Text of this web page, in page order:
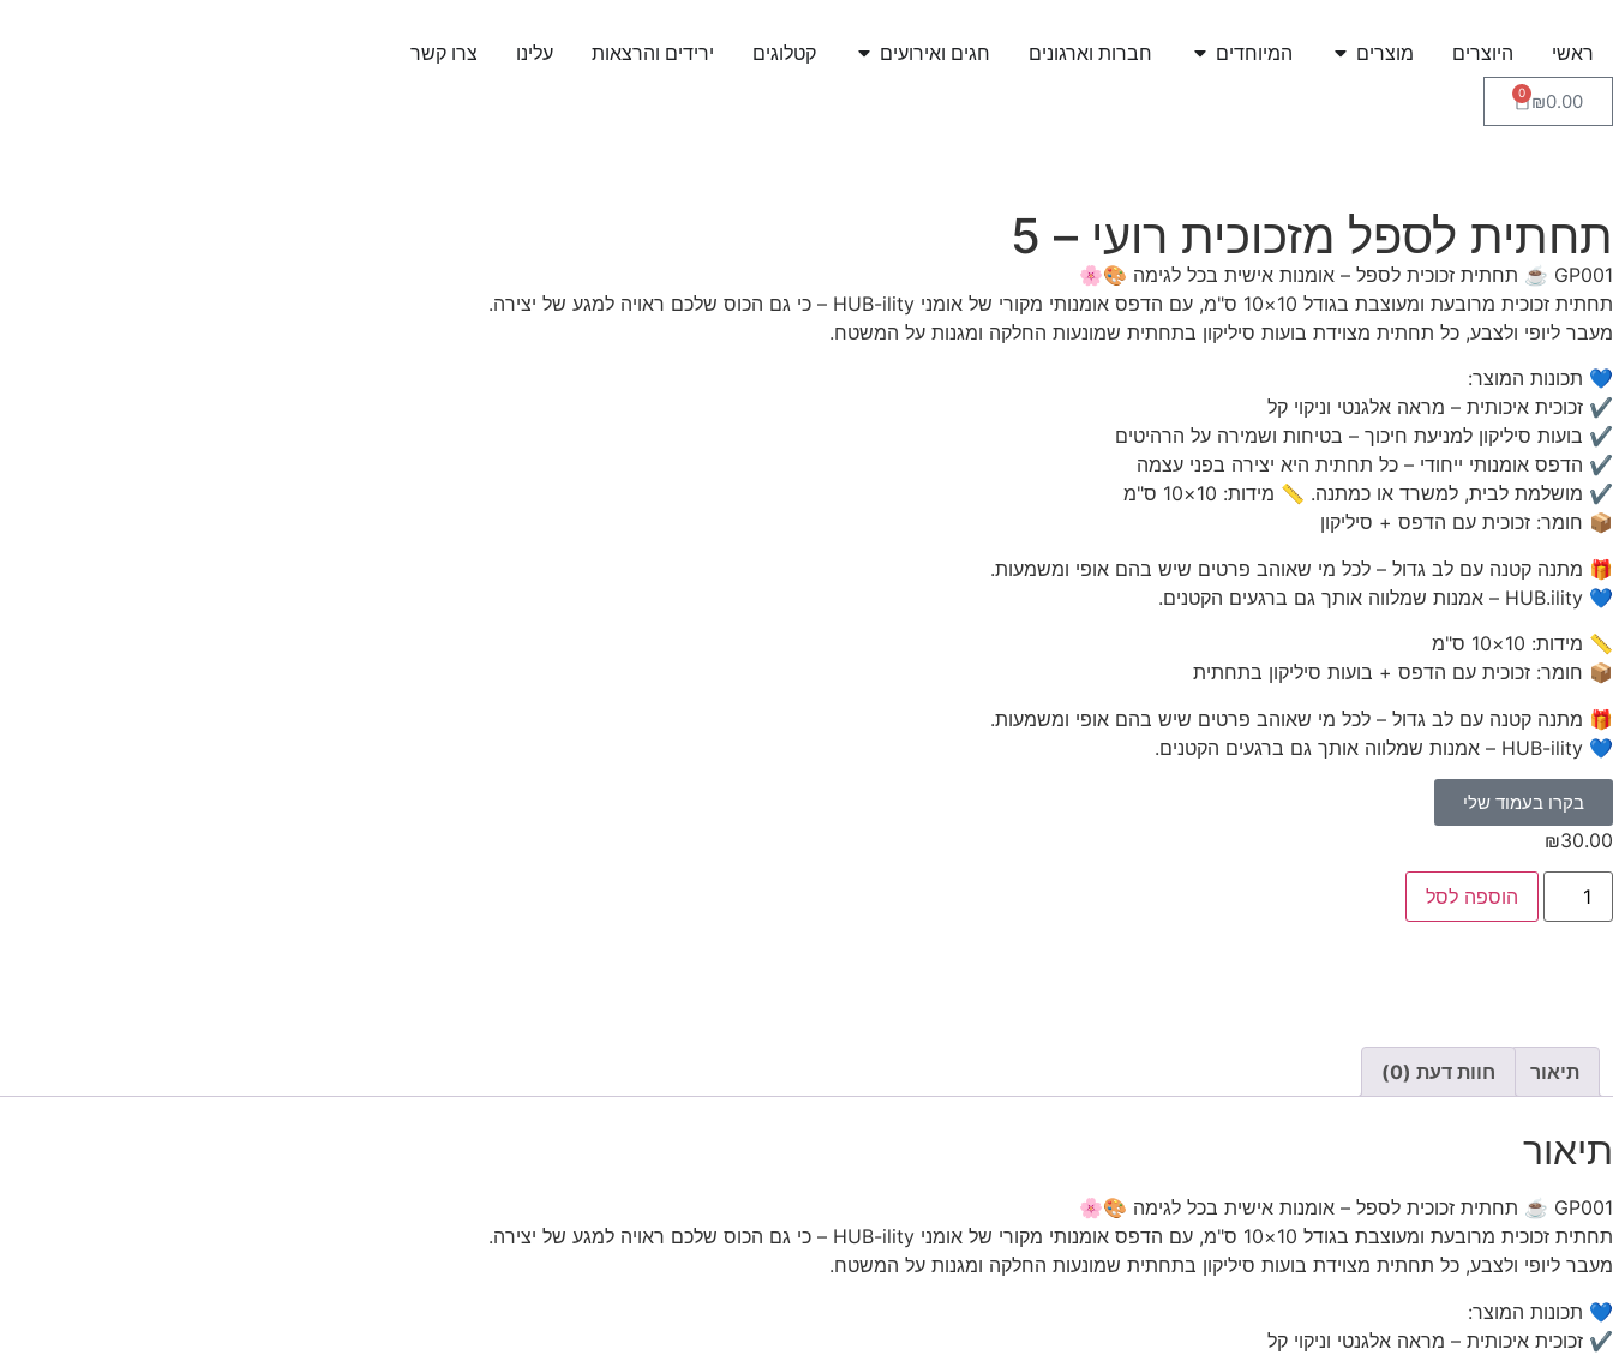
ראשי היוצרים מוצרים המיוחדים חברות וארגונים חגים ואירועים קטלוגים ירידים והרצאות עלינו צרו קשר
₪0.00
0
תחתית לספל מזכוכית רועי – 5
GP001 ☕ תחתית זכוכית לספל – אומנות אישית בכל לגימה 🎨🌸
תחתית זכוכית מרובעת ומעוצבת בגודל 10×10 ס"מ, עם הדפס אומנותי מקורי של אומני HUB-ility – כי גם הכוס שלכם ראויה למגע של יצירה.
מעבר ליופי ולצבע, כל תחתית מצוידת בועות סיליקון בתחתית שמונעות החלקה ומגנות על המשטח.
💙 תכונות המוצר:
✔ זכוכית איכותית – מראה אלגנטי וניקוי קל
✔ בועות סיליקון למניעת חיכוך – בטיחות ושמירה על הרהיטים
✔ הדפס אומנותי ייחודי – כל תחתית היא יצירה בפני עצמה
✔ מושלמת לבית, למשרד או כמתנה. 📏 מידות: 10×10 ס"מ
📦 חומר: זכוכית עם הדפס + סיליקון
🎁 מתנה קטנה עם לב גדול – לכל מי שאוהב פרטים שיש בהם אופי ומשמעות.
💙 HUB.ility – אמנות שמלווה אותך גם ברגעים הקטנים.
📏 מידות: 10×10 ס"מ
📦 חומר: זכוכית עם הדפס + בועות סיליקון בתחתית
🎁 מתנה קטנה עם לב גדול – לכל מי שאוהב פרטים שיש בהם אופי ומשמעות.
💙 HUB-ility – אמנות שמלווה אותך גם ברגעים הקטנים.
בקרו בעמוד שלי
₪30.00
הוספה לסל
תיאור חוות דעת (0)
תיאור
GP001 ☕ תחתית זכוכית לספל – אומנות אישית בכל לגימה 🎨🌸
תחתית זכוכית מרובעת ומעוצבת בגודל 10×10 ס"מ, עם הדפס אומנותי מקורי של אומני HUB-ility – כי גם הכוס שלכם ראויה למגע של יצירה.
מעבר ליופי ולצבע, כל תחתית מצוידת בועות סיליקון בתחתית שמונעות החלקה ומגנות על המשטח.
💙 תכונות המוצר:
✔ זכוכית איכותית – מראה אלגנטי וניקוי קל